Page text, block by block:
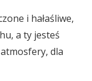
i hałaśliwe,
a ty jesteś
dla